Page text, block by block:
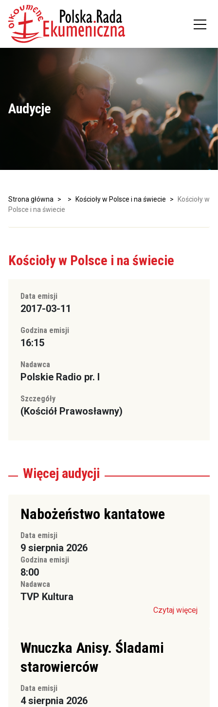
Audycje
Strona główna > > Kościoły w Polsce i na świecie >
Kościoły w
Polsce i na świecie
Kościoły w Polsce i na świecie
Data emisji
2017-03-11
Godzina emisji
16:15
Nadawca
Polskie Radio pr. I
Szczegóły
(Kościół Prawosławny)
Więcej audycji
Nabożeństwo kantatowe
Data emisji
9 sierpnia 2026
Godzina emisji
8:00
Nadawca
TVP Kultura
Czytaj więcej
Wnuczka Anisy. Śladami
starowierców
Data emisji
4 sierpnia 2026